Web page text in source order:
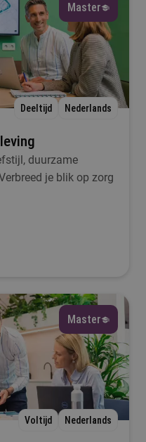
Master
Deeltijd Nederlands
duurzame
je blik op zorg
Master
Voltijd Nederlands